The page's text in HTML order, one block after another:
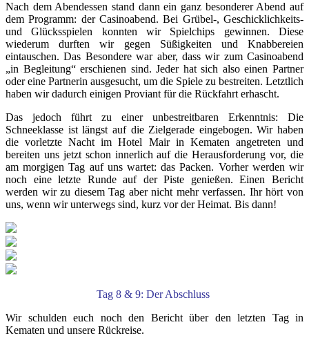
Nach dem Abendessen stand dann ein ganz besonderer Abend auf
dem Programm: der Casinoabend. Bei Grübel-, Geschicklichkeits-
und Glücksspielen konnten wir Spielchips gewinnen. Diese
wiederum durften wir gegen Süßigkeiten und Knabbereien
eintauschen. Das Besondere war aber, dass wir zum Casinoabend
„in Begleitung“ erschienen sind. Jeder hat sich also einen Partner
oder eine Partnerin ausgesucht, um die Spiele zu bestreiten. Letztlich
haben wir dadurch einigen Proviant für die Rückfahrt erhascht.
Das jedoch führt zu einer unbestreitbaren Erkenntnis: Die
Schneeklasse ist längst auf die Zielgerade eingebogen. Wir haben
die vorletzte Nacht im Hotel Mair in Kematen angetreten und
bereiten uns jetzt schon innerlich auf die Herausforderung vor, die
am morgigen Tag auf uns wartet: das Packen. Vorher werden wir
noch eine letzte Runde auf der Piste genießen. Einen Bericht
werden wir zu diesem Tag aber nicht mehr verfassen. Ihr hört von
uns, wenn wir unterwegs sind, kurz vor der Heimat. Bis dann!
Tag 8 & 9: Der Abschluss
Wir schulden euch noch den Bericht über den letzten Tag in
Kematen und unsere Rückreise.